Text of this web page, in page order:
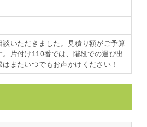
いただきました。見積り額がご予算
片付け110番では、階段での運び出
またいつでもお声かけください！